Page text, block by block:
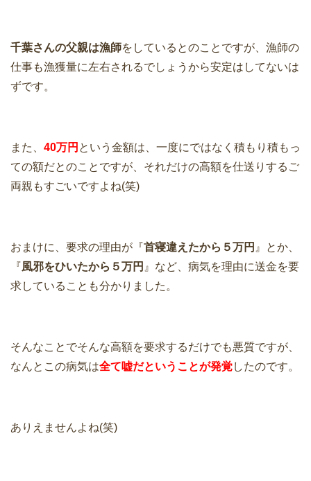
千葉さんの父親は漁師をしているとのことですが、漁師の
仕事も漁獲量に左右されるでしょうから安定はしてないは
ずです。
また、 40万円 という金額は、一度にではなく積もり積もっ
ての額だとのことですが、それだけの高額を仕送りするご
両親もすごいですよね(笑)
おまけに、要求の理由が『首寝違えたから５万円 』とか、
『風邪をひいたから５万円 』など、病気を理由に送金を要
求していることも分かりました。
そんなことでそんな高額を要求するだけでも悪質ですが、
なんとこの病気は全て嘘だということが発覚したのです。
ありえませんよね(笑)